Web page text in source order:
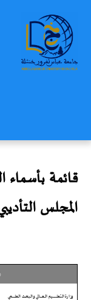
قائمة بأسماء
المجلس